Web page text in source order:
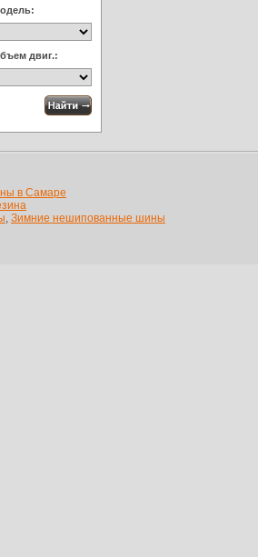
двиг.:
в Самаре
, Зимние нешипованные шины